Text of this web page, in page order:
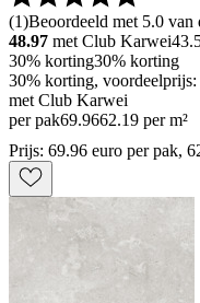
(1)Beoordeeld met 5.0
48.97 met Club Karwei
30% korting30% korting
30% korting,
met Club Karwei
per pak69.9662.19 per m²
Prijs: 69.96 euro per pak,